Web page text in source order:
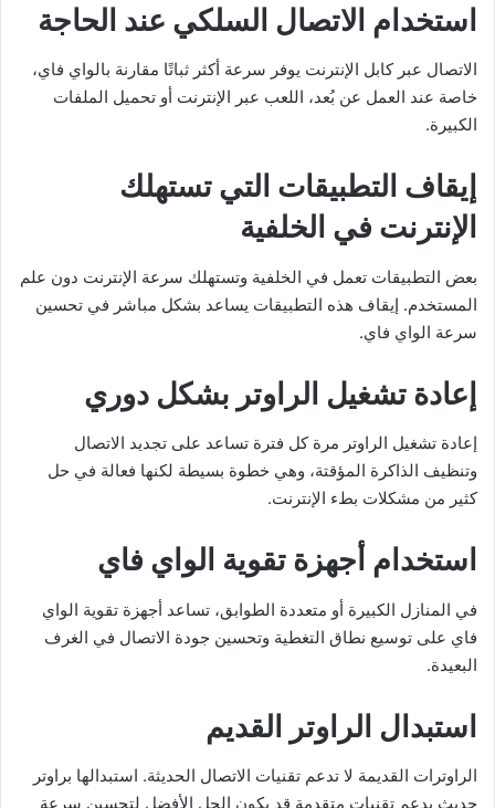
استخدام الاتصال السلكي عند الحاجة
الاتصال عبر كابل الإنترنت يوفر سرعة أكثر ثباتًا مقارنة بالواي فاي،
خاصة عند العمل عن بُعد، اللعب عبر الإنترنت أو تحميل الملفات
الكبيرة.
إيقاف التطبيقات التي تستهلك
الإنترنت في الخلفية
بعض التطبيقات تعمل في الخلفية وتستهلك سرعة الإنترنت دون علم
المستخدم. إيقاف هذه التطبيقات يساعد بشكل مباشر في تحسين
سرعة الواي فاي.
إعادة تشغيل الراوتر بشكل دوري
إعادة تشغيل الراوتر مرة كل فترة تساعد على تجديد الاتصال
وتنظيف الذاكرة المؤقتة، وهي خطوة بسيطة لكنها فعالة في حل
كثير من مشكلات بطء الإنترنت.
استخدام أجهزة تقوية الواي فاي
في المنازل الكبيرة أو متعددة الطوابق، تساعد أجهزة تقوية الواي
فاي على توسيع نطاق التغطية وتحسين جودة الاتصال في الغرف
البعيدة.
استبدال الراوتر القديم
الراوترات القديمة لا تدعم تقنيات الاتصال الحديثة. استبدالها براوتر
حديث يدعم تقنيات متقدمة قد يكون الحل الأفضل لتحسين سرعة